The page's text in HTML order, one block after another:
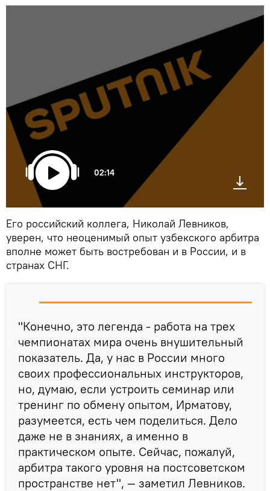
02:14
Его российский коллега, Николай Левников,
уверен, что неоценимый опыт узбекского арбитра
вполне может быть востребован и в России, и в
странах СНГ.
"Конечно, это легенда - работа на трех
чемпионатах мира очень внушительный
показатель. Да, у нас в России много
своих профессиональных инструкторов,
но, думаю, если устроить семинар или
тренинг по обмену опытом, Ирматову,
разумеется, есть чем поделиться. Дело
даже не в знаниях, а именно в
практическом опыте. Сейчас, пожалуй,
арбитра такого уровня на постсоветском
пространстве нет", — заметил Левников.